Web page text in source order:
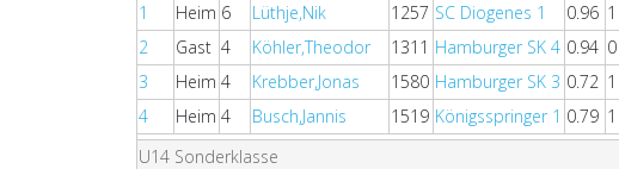
1
Heim 6 Lüthje,Nik 1257 SC Diogenes 1 0.96 1
2
Gast 4 Köhler,Theodor 1311 Hamburger SK 4 0.94 0
3
Heim 4 Krebber,Jonas 1580 Hamburger SK 3 0.72 1
4
Heim 4 Busch,Jannis 1519 Königsspringer 1 0.79 1
U14 Sonderklasse